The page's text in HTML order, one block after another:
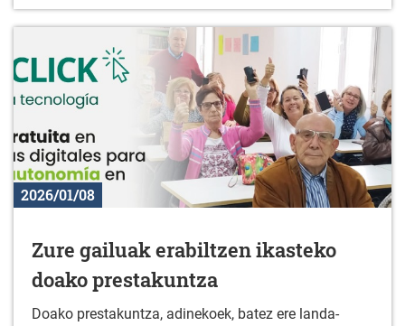
2026/01/08
Zure gailuak erabiltzen ikasteko
doako prestakuntza
Doako prestakuntza, adinekoek, batez ere landa-